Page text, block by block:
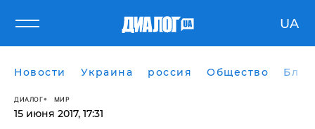
UA
Новости Украина россия Общество
ДИАЛОГ МИР
15 июня 2017, 17:31